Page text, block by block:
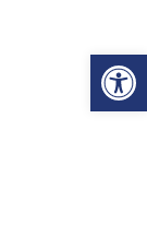
Abrir